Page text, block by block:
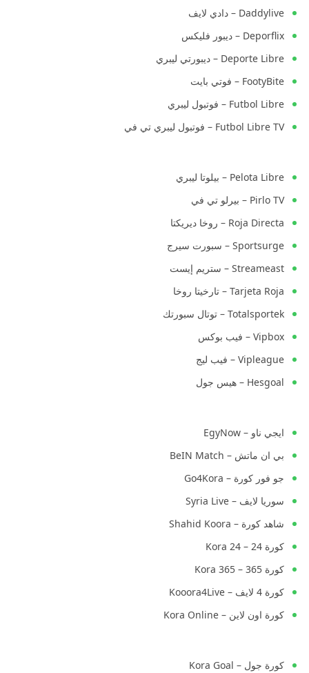
Daddylive – دادي لايف
Deporflix – ديبور فليكس
Deporte Libre – ديبورتي ليبري
FootyBite – فوتي بايت
Futbol Libre – فوتبول ليبري
Futbol Libre TV – فوتبول ليبري تي في
Pelota Libre – بيلوتا ليبري
Pirlo TV – بيرلو تي في
Roja Directa – روخا ديريكتا
Sportsurge – سبورت سيرج
Streameast – ستريم إيست
Tarjeta Roja – تارخيتا روخا
Totalsportek – توتال سبورتك
Vipbox – فيب بوكس
Vipleague – فيب ليج
Hesgoal – هيس جول
ايجي ناو – EgyNow
بي ان ماتش – BeIN Match
جو فور كورة – Go4Kora
سوريا لايف – Syria Live
شاهد كورة – Shahid Koora
كورة 24 – Kora 24
كورة 365 – Kora 365
كورة 4 لايف – Kooora4Live
كورة اون لاين – Kora Online
كورة جول – Kora Goal